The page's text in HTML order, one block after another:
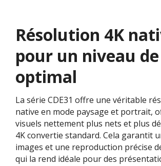
Résolution 4K
pour un niveau
optimal
La série CDE31 offre une véritable
native en mode paysage et portrait,
visuels nettement plus nets et plus
4K convertie standard. Cela garantit
images et une reproduction précise
qui la rend idéale pour des